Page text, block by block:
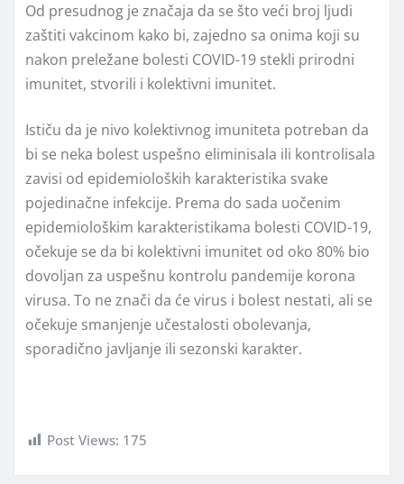
Od presudnog je značaja da se što veći broj lјudi
zaštiti vakcinom kako bi, zajedno sa onima koji su
nakon preležane bolesti COVID-19 stekli prirodni
imunitet, stvorili i kolektivni imunitet.
Ističu da je nivo kolektivnog imuniteta potreban da
bi se neka bolest uspešno eliminisala ili kontrolisala
zavisi od epidemioloških karakteristika svake
pojedinačne infekcije. Prema do sada uočenim
epidemiološkim karakteristikama bolesti COVID-19,
očekuje se da bi kolektivni imunitet od oko 80% bio
dovolјan za uspešnu kontrolu pandemije korona
virusa. To ne znači da će virus i bolest nestati, ali se
očekuje smanjenje učestalosti obolevanja,
sporadično javlјanje ili sezonski karakter.
Post Views: 175